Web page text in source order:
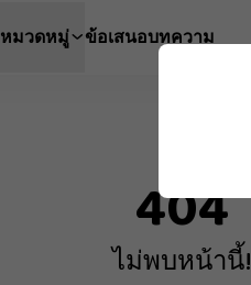
หมวดหมู่ ข้อเสนอบทความ
404
ไม่พบหน้านี้!